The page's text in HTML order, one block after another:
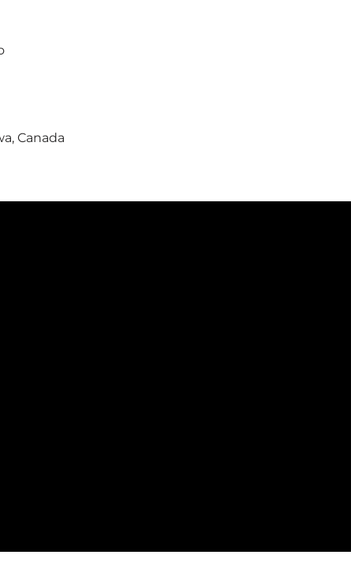
Canada